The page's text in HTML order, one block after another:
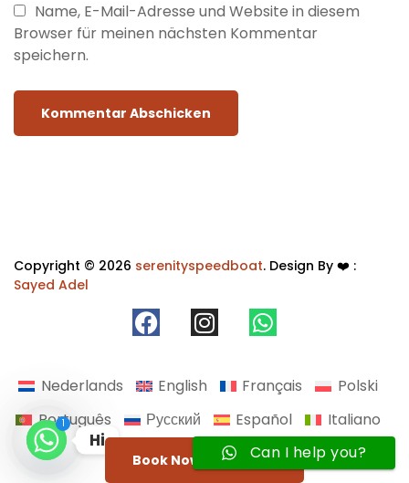
Name, E-Mail-Adresse und Website in diesem
Browser für meinen nächsten Kommentar
speichern.
Book Now Whatsapp
Copyright © 2026 serenityspeedboat. Design By ❤️ :
Sayed Adel
Can I help you?
Nederlands English Français
Polski
Português
Русский Español
Italiano
Türkçe
Українська
1
Hi